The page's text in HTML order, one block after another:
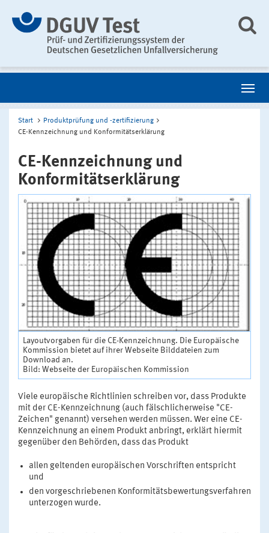
Start
Produktprüfung und -zertifizierung
CE-Kennzeichnung und Konformitätserklärung
CE-Kennzeichnung und
Konformitätserklärung
Layoutvorgaben für die CE-Kennzeichnung. Die Europäische
Kommission bietet auf ihrer Webseite Bilddateien zum
Download an.
Bild: Webseite der Europäischen Kommission
Viele europäische Richtlinien schreiben vor, dass Produkte
mit der CE-Kennzeichnung (auch fälschlicherweise "CE-
Zeichen" genannt) versehen werden müssen. Wer eine CE-
Kennzeichnung an einem Produkt anbringt, erklärt hiermit
gegenüber den Behörden, dass das Produkt
allen geltenden europäischen Vorschriften entspricht
und
den vorgeschriebenen Konformitätsbewertungsverfahren
unterzogen wurde.